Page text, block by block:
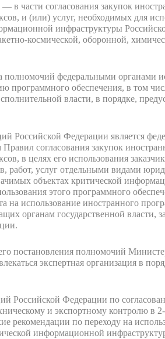
части согласования закупок
и (или) услуг, необходимых для
инфраструктуры
космической, оборонной,
полномочий федеральными органами
программного обеспечения, в том
власти, в порядке,
Российской Федерации является
согласования закупок
в целях его использования
работ, услуг отдельными видами
объектах критической
этого программного
использование иностранного
органам государственной власти,
постановления полномочий
экспертная организация в
Российской Федерации по
и экспортному контролю в
рекомендации по переходу на
информационной